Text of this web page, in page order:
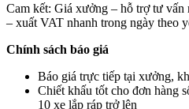
Cam kết: Giá xưởng – hỗ trợ tư vấn
– xuất VAT nhanh trong ngày theo
Chính sách báo giá
Báo giá trực tiếp tại xưởng,
Chiết khấu tốt cho đơn hàng
10 xe lắp ráp trở lên